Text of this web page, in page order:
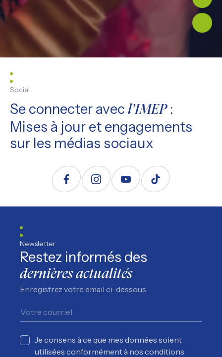
Social
Se connecter avec l’IMEP:
Mises à jour et engagements
sur les médias sociaux
Newsletter
Restez informés des
dernières actualités
Enregistrez votre email ci-dessous
Je consens à ce que mes données soient
utilisées conformément à nos conditions